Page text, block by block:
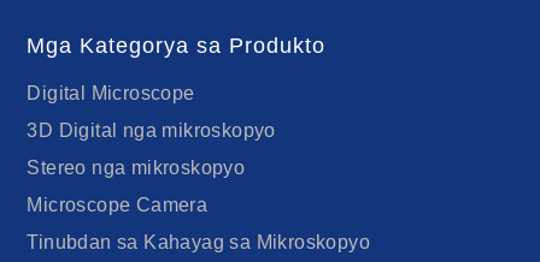
Mga Kategorya sa Produkto
Digital Microscope
3D Digital nga mikroskopyo
Stereo nga mikroskopyo
Microscope Camera
Tinubdan sa Kahayag sa Mikroskopyo